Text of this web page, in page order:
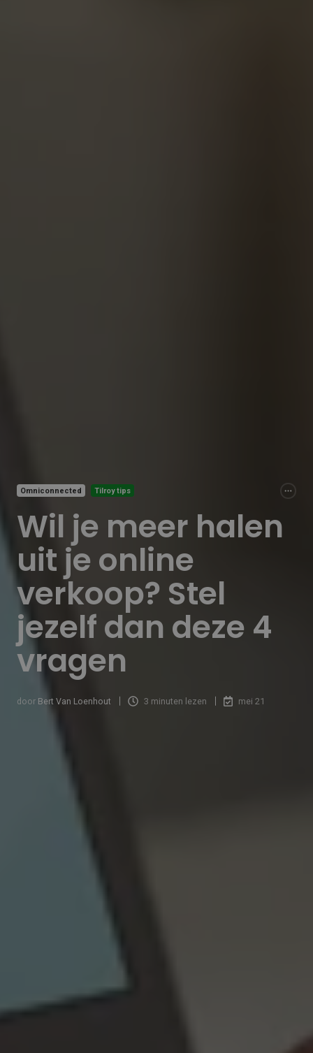
Omniconnected Tilroy tips
Wil je meer halen
uit je online
verkoop? Stel
jezelf dan deze 4
vragen
door Bert Van Loenhout 3 minuten lezen mei 21